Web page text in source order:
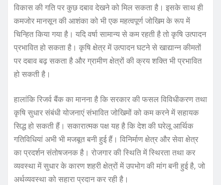
विकास की गति पर कुछ दबाव देखने को मिल सकता है। इसके साथ ही
कमजोर मानसून की आशंका को भी एक महत्वपूर्ण जोखिम के रूप में
चिन्हित किया गया है। यदि वर्षा सामान्य से कम रहती है तो कृषि उत्पादन
प्रभावित हो सकता है। कृषि क्षेत्र में उत्पादन घटने से खाद्यान्न कीमतों
पर दबाव बढ़ सकता है और ग्रामीण क्षेत्रों की क्रय शक्ति भी प्रभावित
हो सकती है।
हालांकि रिजर्व बैंक का मानना है कि सरकार की फसल विविधीकरण तथा
कृषि सुधार संबंधी योजनाएं संभावित जोखिमों को कम करने में सहायक
सिद्ध हो सकती हैं। सकारात्मक पक्ष यह है कि देश की घरेलू आर्थिक
गतिविधियां अभी भी मजबूत बनी हुई हैं। विनिर्माण क्षेत्र और सेवा क्षेत्र
का प्रदर्शन संतोषजनक है। रोजगार की स्थिति में स्थिरता तथा कर
व्यवस्था में सुधार के कारण शहरी क्षेत्रों में उपभोग की मांग बनी हुई है, जो
अर्थव्यवस्था को सहारा प्रदान कर रही है।